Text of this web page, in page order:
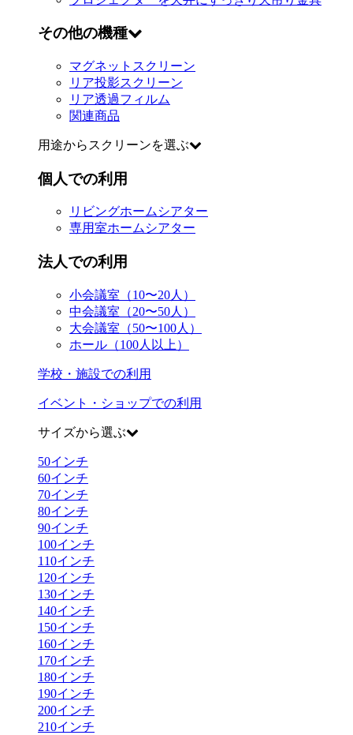
その他の機種
マグネットスクリーン
リア投影スクリーン
リア透過フィルム
関連商品
用途からスクリーンを選ぶ
個人での利用
リビングホームシアター
専用室ホームシアター
法人での利用
小会議室（10〜20人）
中会議室（20〜50人）
大会議室（50〜100人）
ホール（100人以上）
学校・施設での利用
イベント・ショップでの利用
サイズから選ぶ
50インチ
60インチ
70インチ
80インチ
90インチ
100インチ
110インチ
120インチ
130インチ
140インチ
150インチ
160インチ
170インチ
180インチ
190インチ
200インチ
210インチ